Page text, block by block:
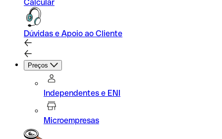
Calcular
Dúvidas e Apoio ao Cliente
Preços
Independentes e ENI
Microempresas